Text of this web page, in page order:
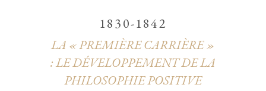
1830-1842
LA « PREMIÈRE CARRIÈRE »
: LE DÉVELOPPEMENT DE LA
PHILOSOPHIE POSITIVE